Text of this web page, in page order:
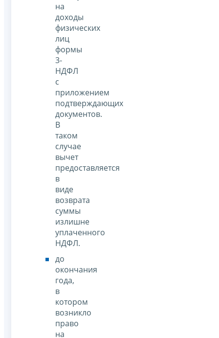
на
доходы
физических
лиц
формы
3-
НДФЛ
с
приложением
подтверждающих
документов.
В
таком
случае
вычет
предоставляется
в
виде
возврата
суммы
излишне
уплаченного
НДФЛ.
до
окончания
года,
в
котором
возникло
право
на